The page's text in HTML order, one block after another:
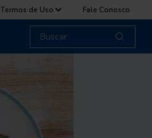
Termos de Uso Fale Conosco